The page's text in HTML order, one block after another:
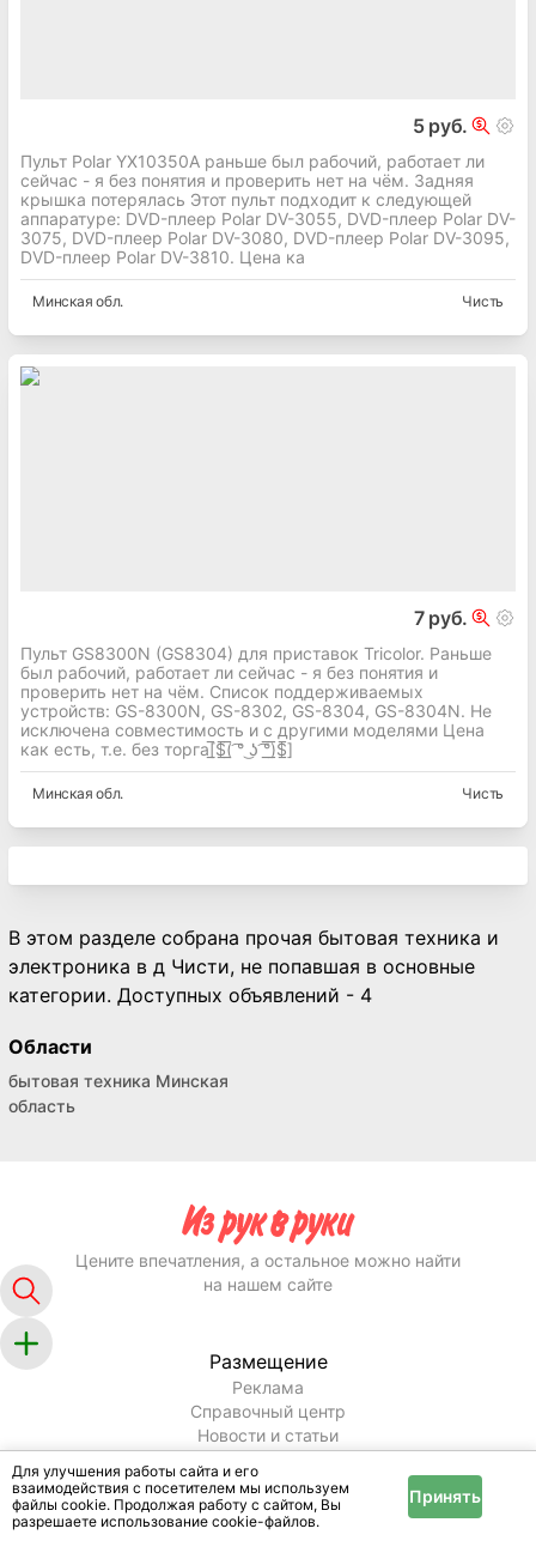
5 руб.
Пульт Polar YX10350A раньше был рабочий, работает ли
сейчас - я без понятия и проверить нет на чём. Задняя
крышка потерялась Этот пульт подходит к следующей
аппаратуре: DVD-плеер Polar DV-3055, DVD-плеер Polar DV-
3075, DVD-плеер Polar DV-3080, DVD-плеер Polar DV-3095,
DVD-плеер Polar DV-3810. Цена ка
Минская обл. Чисть
7 руб.
Пульт GS8300N (GS8304) для приставок Tricolor. Раньше
был рабочий, работает ли сейчас - я без понятия и
проверить нет на чём. Список поддерживаемых
устройств: GS-8300N, GS-8302, GS-8304, GS-8304N. Не
исключена совместимость и с другими моделями Цена
как есть, т.е. без торга[̲̅$̲̅(̲̅ ͡° ͜ʖ ͡°̲̅)̲̅$̲̅]
Минская обл. Чисть
В этом разделе собрана прочая бытовая техника и
электроника в д Чисти, не попавшая в основные
категории. Доступных объявлений - 4
Области
бытовая техника Минская
область
Для улучшения работы сайта и его
взаимодействия с посетителем мы используем
файлы cookie. Продолжая работу с сайтом, Вы
разрешаете использование cookie-файлов.
Принять
Цените впечатления, а остальное можно найти
на нашем сайте
Размещение
Реклама
Справочный центр
Новости и статьи
Информация
Условия и правила
Публичный договор